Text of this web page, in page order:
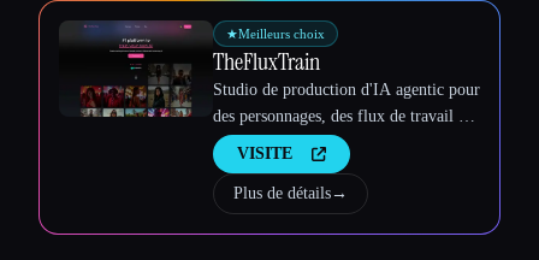
★Meilleurs choix
TheFluxTrain
Studio de production d'IA agentic pour
des personnages, des flux de travail et
des vidéos cohérents
VISITE
Plus de détails→